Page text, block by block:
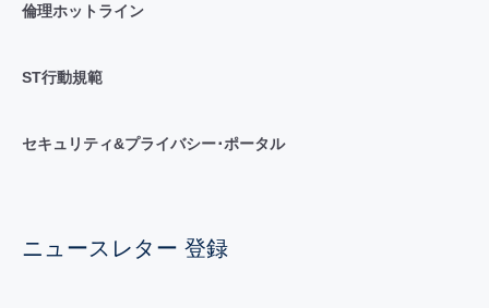
倫理ホットライン
ST行動規範
セキュリティ&プライバシー･ポータル
ニュースレター 登録